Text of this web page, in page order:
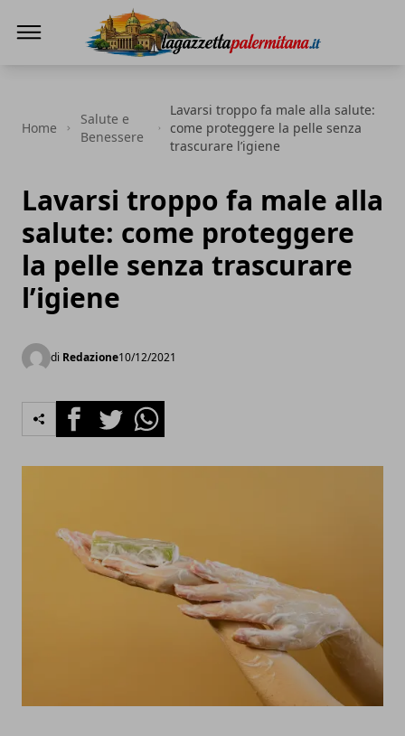
Home
Salute e
Benessere
Lavarsi troppo fa male alla salute:
come proteggere la pelle senza
trascurare l’igiene
Lavarsi troppo fa male alla
salute: come proteggere
la pelle senza trascurare
l’igiene
di Redazione10/12/2021
FacebookTwitterWhatsapp